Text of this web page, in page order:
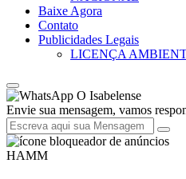
Baixe Agora
Contato
Publicidades Legais
LICENÇA
O Isabelense
Envie sua mensagem, vamos
HAMM